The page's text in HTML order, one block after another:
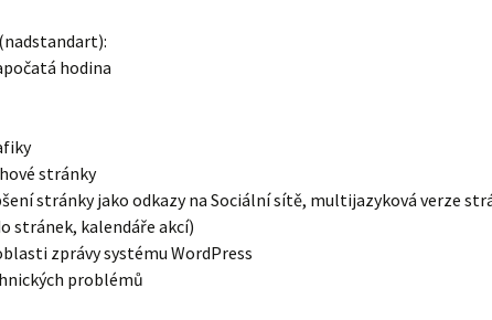
hodina
stránky
stránky jako odkazy na Sociální sítě, multijazyková verze
stránek, kalendáře akcí)
zprávy systému WordPress
problémů